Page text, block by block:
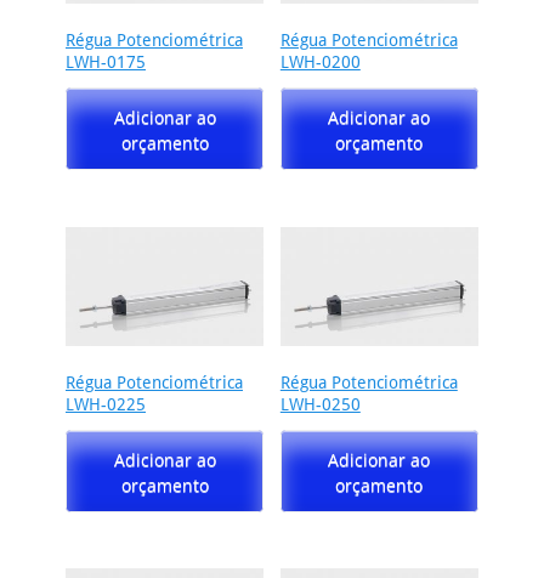
Régua Potenciométrica
LWH-0175
Adicionar ao
orçamento
Régua Potenciométrica
LWH-0200
Adicionar ao
orçamento
Régua Potenciométrica
LWH-0225
Adicionar ao
orçamento
Régua Potenciométrica
LWH-0250
Adicionar ao
orçamento